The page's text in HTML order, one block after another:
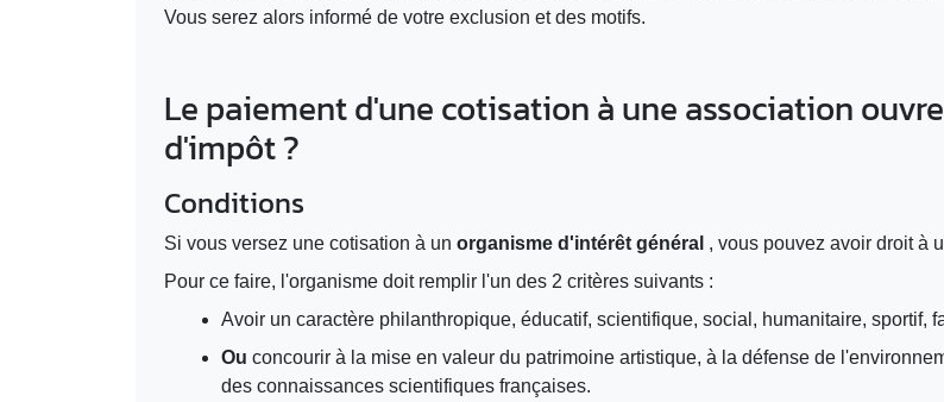
Vous serez alors informé de votre exclusion et des motifs.
Le paiement d'une cotisation à une association
d'impôt ?
Conditions
Si vous versez une cotisation à un organisme d'intérêt général , vous pouvez avoir droit à
Pour ce faire, l'organisme doit remplir l'un des 2 critères suivants :
Avoir un caractère philanthropique, éducatif, scientifique, social, humanitaire, sportif,
Ou concourir à la mise en valeur du patrimoine artistique, à la défense de
des connaissances scientifiques françaises.